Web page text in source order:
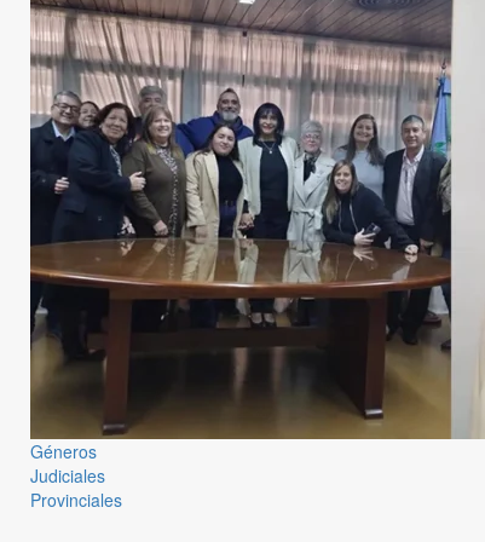
Géneros
Judiciales
Provinciales